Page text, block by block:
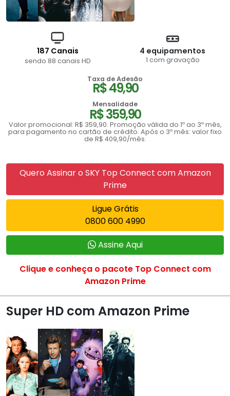
187 Canais
sendo 88 canais HD
4 equipamentos
1 com gravação
Taxa de Adesão
R$ 49,90
Mensalidade
R$ 359,90
Valor promocional: R$ 359,90. Promoção válida do 1º ao 3º mês,
para pagamento no cartão de crédito. Após o 3º mês: valor fixo
de R$ 409,90/mês.
Quero Assinar o SKY Top Connect com Amazon
Prime
Ligue Grátis
0800 600 4990
Assine Aqui
Clique e conheça o pacote Top Connect com
Amazon Prime
Super HD com Amazon Prime